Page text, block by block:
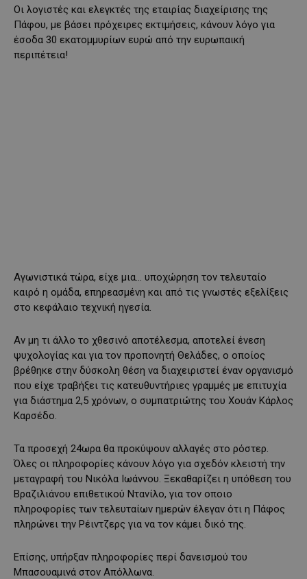
Οι λογιστές και ελεγκτές της εταιρίας διαχείρισης της
Πάφου, με βάσει πρόχειρες εκτιμήσεις, κάνουν λόγο για
έσοδα 30 εκατομμυρίων ευρώ από την ευρωπαική
περιπέτεια!
Αγωνιστικά τώρα, είχε μια… υποχώρηση τον τελευταίο
καιρό η ομάδα, επηρεασμένη και από τις γνωστές εξελίξεις
στο κεφάλαιο τεχνική ηγεσία.
Αν μη τι άλλο το χθεσινό αποτέλεσμα, αποτελεί ένεση
ψυχολογίας και για τον προπονητή Θελάδες, ο οποίος
βρέθηκε στην δύσκολη θέση να διαχειριστεί έναν οργανισμό
που είχε τραβήξει τις κατευθυντήριες γραμμές με επιτυχία
για διάστημα 2,5 χρόνων, ο συμπατριώτης του Χουάν Κάρλος
Καρσέδο.
Τα προσεχή 24ωρα θα προκύψουν αλλαγές στο ρόστερ.
Όλες οι πληροφορίες κάνουν λόγο για σχεδόν κλειστή την
μεταγραφή του Νικόλα Ιωάννου. Ξεκαθαρίζει η υπόθεση του
Βραζιλιάνου επιθετικού Ντανίλο, για τον οποιο
πληροφορίες των τελευταίων ημερών έλεγαν ότι η Πάφος
πληρώνει την Ρέιντζερς για να τον κάμει δικό της.
Επίσης, υπήρξαν πληροφορίες περί δανεισμού του
Μπασουαμινά στον Απόλλωνα.